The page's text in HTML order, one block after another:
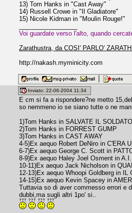
13) Tom Hanks in "Cast Away"
14) Russell Crowe in "Il Gladiatore"
15) Nicole Kidman in "Moulin Rouge!"
Voi guardate verso l'alto, quando
Zarathustra, da COSI' PARLO'
http://nakash.myminicity.com
Inviato: 22-06-2004 11:34
E cm si fa a rispondere?ne metto
so nemmeno io se siano tutte o ne
1)Tom Hanks in SALVATE IL
2)Tom Hanks in FORREST GUMP
3)Tom Hanks in CAST AWAY
4-5)Ex aequo Robert DeNiro in C'ERA
6-7)Ex aequo George C. Scott in
8-9)Ex aequo Haley Joel Osment in
10-11)Ex aequo Jack Nicholson in
12-13)Ex aequo Whoopi Goldberg in
14-15)Ex aequo Kevin Spacey in
Tuttavia so di aver commesso errori e
dubbi,ma sugli altri 1po' si..